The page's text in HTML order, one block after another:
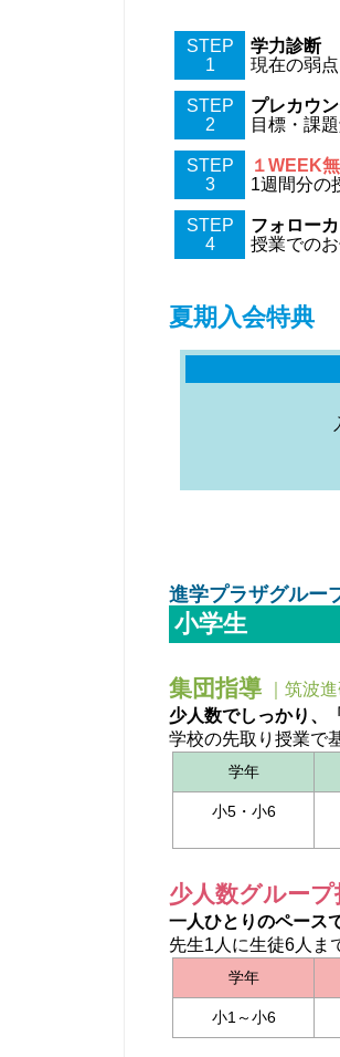
STEP
1
学力診断
現在の弱
STEP
2
プレカウ
目標・課
STEP
3
１WEEK
1週間分の
STEP
4
フォロー
授業での
夏期入会特典
進学プラザグルー
小学生
集団指導
｜筑波
少人数でしっかり、
学校の先取り授業で
学年
小5・小6
少人数グループ
一人ひとりのペース
先生1人に生徒6人ま
学年
小1～小6